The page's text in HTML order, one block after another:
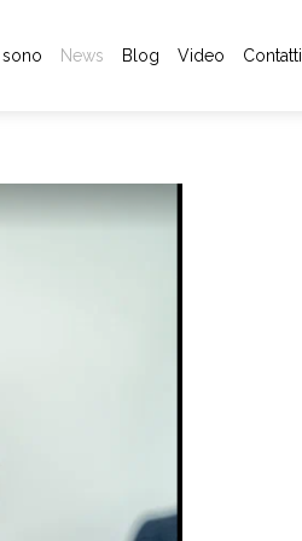
News Blog Video Contatti